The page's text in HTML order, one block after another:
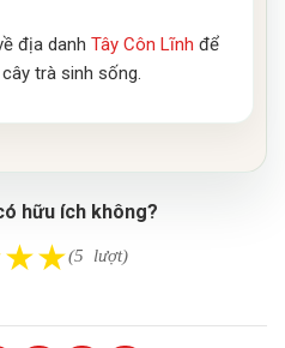
địa danh Tây Côn Lĩnh để
trà sinh sống.
hữu ích không?
★★(5 lượt)